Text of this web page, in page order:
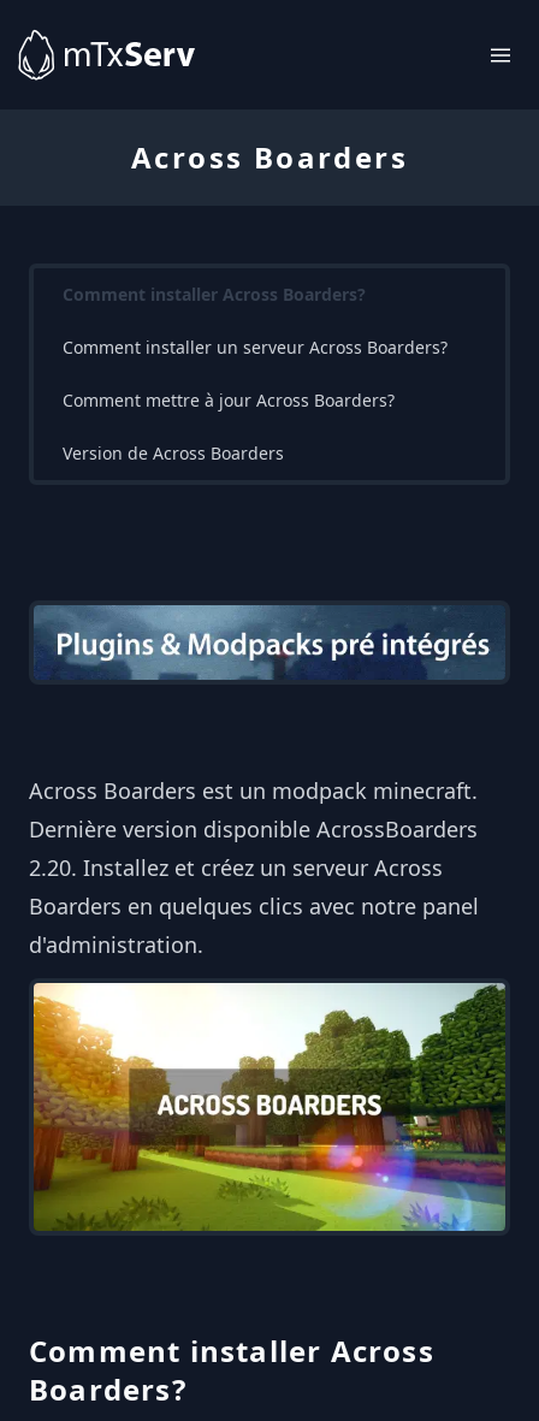
Across Boarders
Comment installer Across Boarders?
Comment installer un serveur Across Boarders?
Comment mettre à jour Across Boarders?
Version de Across Boarders
Across Boarders est un modpack minecraft.
Dernière version disponible AcrossBoarders
2.20. Installez et créez un serveur Across
Boarders en quelques clics avec notre panel
d'administration.
Comment installer Across
Boarders?